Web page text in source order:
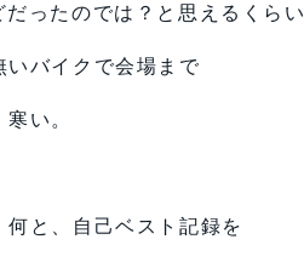
ったのでは？と思えるくらい
いバイクで会場まで
い。
と、自己ベスト記録を